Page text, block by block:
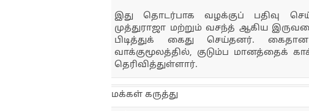
இது தொடர்பாக வழக்குப் பதிவு
முத்துராஜா மற்றும் வசந்த் ஆகிய
பிடித்துக் கைது செய்தனர்.
வாக்குமூலத்தில், குடும்ப
தெரிவித்துள்ளார்.
மக்கள் கருத்து